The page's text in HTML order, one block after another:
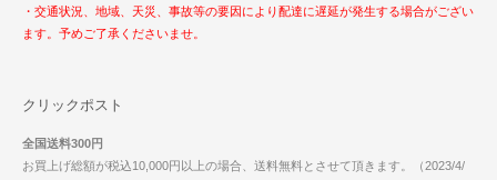
・交通状況、地域、天災、事故等の要因により配達に遅延が発生する場合がござい
ます。予めご了承くださいませ。
クリックポスト
全国送料300円
お買上げ総額が税込10,000円以上の場合、送料無料とさせて頂きます。（2023/4/